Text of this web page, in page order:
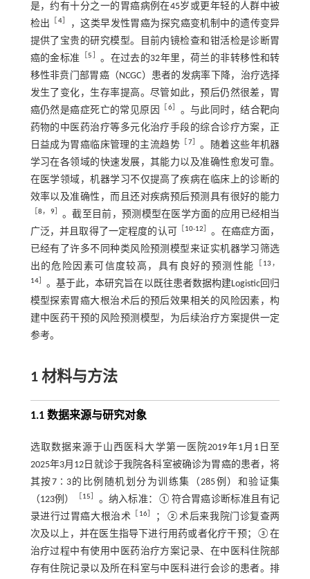
是，约有十分之一的胃癌病例在45岁或更年轻的人群中被
检出
4］
，这类早发性胃癌为探究癌变机制中的遗传变异
提供了宝贵的研究模型。目前内镜检查和钳活检是诊断胃
癌的金标准
［5
。在过去的32年里，荷兰的非转移性和转
移性非贲门部胃癌（NCGC）患者的发病率下降，治疗选择
发生了变化，生存率提高。尽管如此，预后仍然很差，胃
癌仍然是癌症死亡的常见原因
6］ 。与此同时，结合靶向
药物的中医药治疗等多元化治疗手段的综合诊疗方案，正
日益成为胃癌临床管理的主流趋势
7］ 。随着这些年机器
学习在各领域的快速发展，其能力以及准确性愈发可靠。
在医学领域，机器学习不仅提高了疾病在临床上的诊断的
效率以及准确性，而且还对疾病预后预测具有很好的能力
8， 9］ 。截至目前，预测模型在医学方面的应用已经相当
广泛，并且取得了一定程度的认可 ［ 10-12
。在癌症方面，
已经有了许多不同种类风险预测模型来证实机器学习筛选
出的危险因素可信度较高，具有良好的预测性能
13 ，
14］ 。基于此，本研究旨在以既往患者数据构建Logistic回归
模型探索胃癌大根治术后的预后效果相关的风险因素，构
建中医药干预的风险预测模型，为后续治疗方案提供一定
参考。
1 材料与方法
1.1 数据来源与研究对象
选取数据来源于山西医科大学第一医院2019年1月1日至
2025年3月12日就诊于我院各科室被确诊为胃癌的患者，将
其按7∶3的比例随机划分为训练集（285例）和验证集
（123例）
15
。纳入标准：①符合胃癌诊断标准且有记
录进行过胃癌大根治术
16］
；②术后来我院门诊复查两
次及以上，并在医生指导下进行用药或者化疗干预；③在
治疗过程中有使用中医药治疗方案记录、在中医科住院部
存有住院记录以及所在科室与中医科进行会诊的患者。排